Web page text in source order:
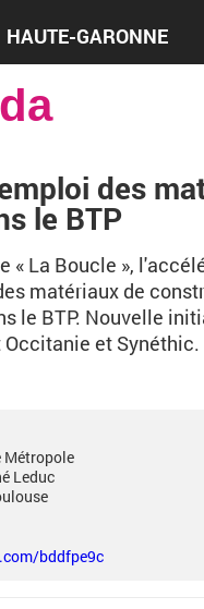
HAUTE-GARONNE
des
le BTP
« La Boucle »,
matériaux de
le BTP. Nouvelle
Occitanie et Synéthic.​
Métropole
Leduc
bddfpe9c